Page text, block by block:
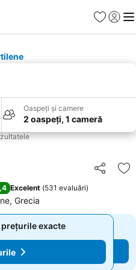
Favorite
Oaspeți și camere
2 oaspeți, 1 cameră
Distribuiți
Excelent (531 evaluări)
Grecia
exacte
exacte